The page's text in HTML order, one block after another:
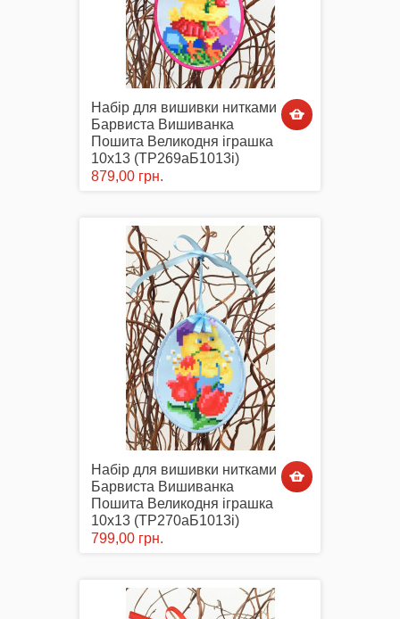
Набір для вишивки нитками
Барвиста Вишиванка
Пошита Великодня іграшка
10х13 (ТР269аБ1013i)
879,00 грн.
Набір для вишивки нитками
Барвиста Вишиванка
Пошита Великодня іграшка
10х13 (ТР270аБ1013i)
799,00 грн.